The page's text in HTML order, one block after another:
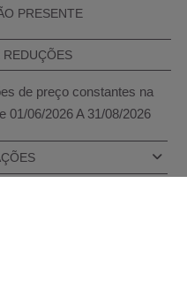
PRESENTE
de preço constantes na
01/06/2026 A 31/08/2026